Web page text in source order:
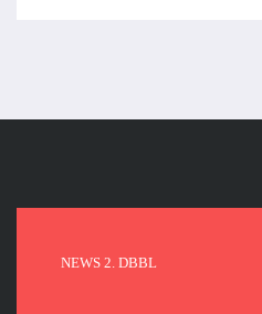
NEWS 2. DBBL